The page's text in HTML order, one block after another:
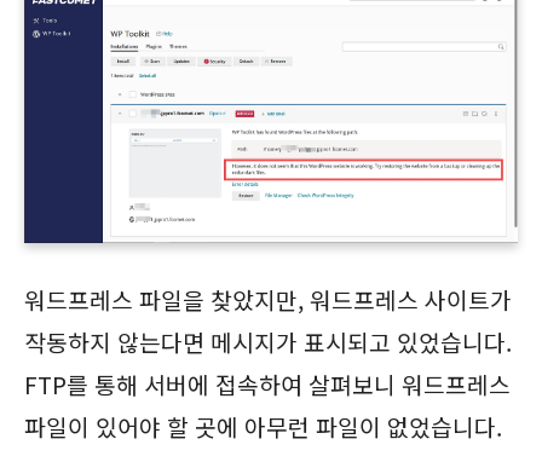
워드프레스 파일을 찾았지만, 워드프레스 사이트가
작동하지 않는다면 메시지가 표시되고 있었습니다.
FTP를 통해 서버에 접속하여 살펴보니 워드프레스
파일이 있어야 할 곳에 아무런 파일이 없었습니다.